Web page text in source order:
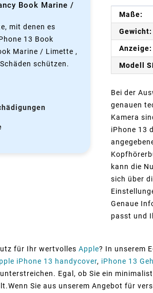
Book Marine /
mit denen es
13 Book
Marine / Limette ,
schützen.
Maße:
Gewicht:
Anzeige:
Modell
Bei der
genauen
Kamera
iPhone 13
kann die
sich über
Genaue
passt und
für Ihr wertvolles Apple? In unserem
iPhone 13 handycover, iPhone 13
Egal, ob Sie ein
Sie aus unserem Angebot für